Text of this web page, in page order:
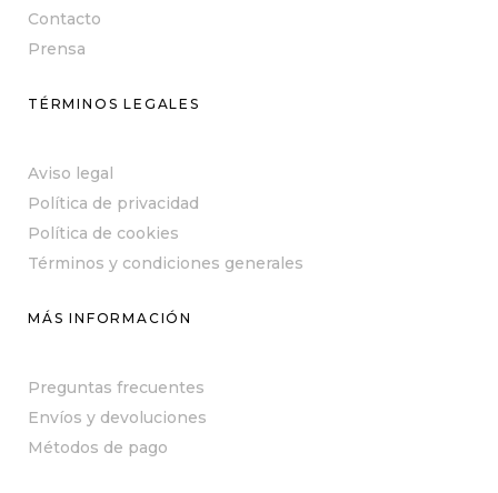
Contacto
Prensa
TÉRMINOS LEGALES
Aviso legal
Política de privacidad
Política de cookies
Términos y condiciones generales
MÁS INFORMACIÓN
Preguntas frecuentes
Envíos y devoluciones
Métodos de pago